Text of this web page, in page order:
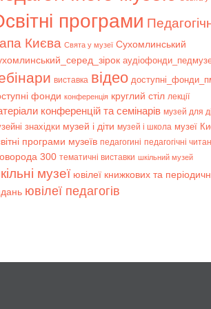
програми
Києва Свята у музеї Сухомлинський
виставка відео
фонди конференція круглий стіл лекції
конференцій та семінарів музей для
знахідки музей і діти музей і школа музеї
програми музеїв педагогині педагогічні
300 тематичні виставки шкільний музей
музеї ювілеї книжкових та
ювілеї педагогів